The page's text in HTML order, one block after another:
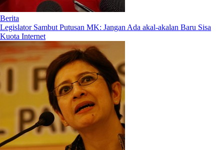
Berita
Legislator Sambut Putusan MK: Jangan Ada akal-akalan Baru Sisa
Kuota Internet